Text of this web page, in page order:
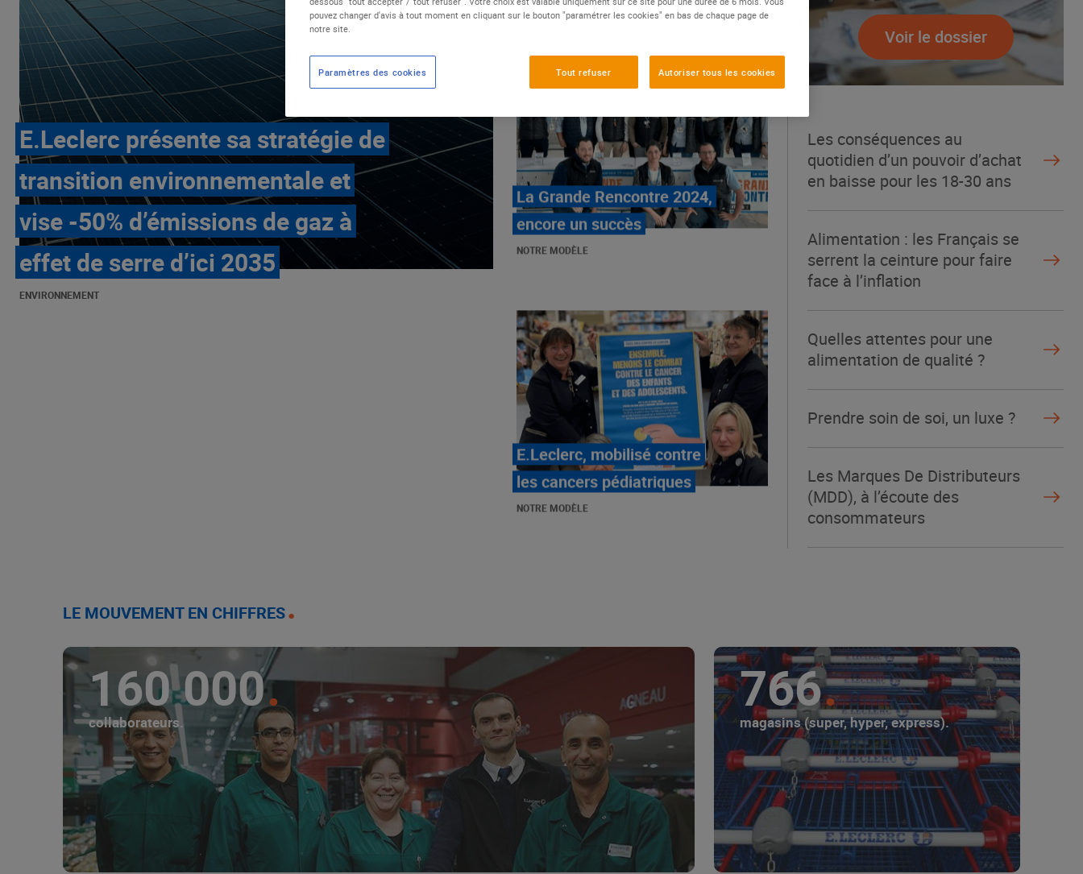
E.Leclerc présente sa stratégie de
transition environnementale et
vise -50% d’émissions de gaz à
effet de serre d’ici 2035
ENVIRONNEMENT
E.Leclerc, mobilisé contre
les cancers pédiatriques
NOTRE MODÈLE
LE MOUVEMENT
E.LECLERC ET SES
COMBATS
NOTRE MODÈLE
« Repérage » - La nouvelle
revue de tendances de
Marque Repère
ALIMENTATION DE QUALITÉ
Voir le dossier
Les conséquences au
quotidien d’un pouvoir d’achat
en baisse pour les 18-30 ans
Alimentation : les Français se
serrent la ceinture pour faire
face à l’inflation
Quelles attentes pour une
alimentation de qualité ?
Prendre soin de soi, un luxe ?
Les Marques De Distributeurs
(MDD), à l’écoute des
consommateurs
LE MOUVEMENT EN CHIFFRES
160 000
collaborateurs.
766
magasins (super, hyper, express).
pouvez changer d'avis à tout moment en cliquant sur le bouton "paramétrer les cookies" en bas de chaque page de
notre site.
Tout refuser Autoriser tous les cookies
Paramètres des cookies